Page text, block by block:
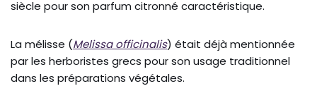
siècle pour son parfum citronné caractéristique.
La mélisse (Melissa officinalis) était déjà mentionnée
par les herboristes grecs pour son usage traditionnel
dans les préparations végétales.